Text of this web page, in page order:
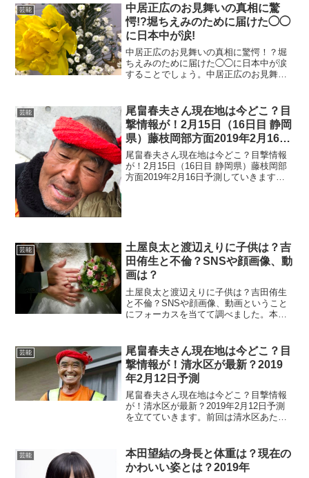
ています。果たしてYouTuber引退や垢
BAN...
芸能
中居正広のお見舞いの真相に驚
愕!?堀ちえみのために届けた◯◯
に日本中が涙!
中居正広のお見舞いの真相に驚愕！？堀
ちえみのために届けた◯◯に日本中が涙
することでしょう。中居正広のお見舞い
されました。ステージ４の舌がんにて、
日本中が悲しい気持ちにな...
芸能
尾畠春夫さん現在地は今どこ？目
撃情報が！2月15日（16日目 静岡
県）藤枝岡部方面2019年2月16日
予測
尾畠春夫さん現在地は今どこ？目撃情報
が！2月15日（16日目 静岡県）藤枝岡部
方面2019年2月16日予測していきます。
芸能
土屋良太と渡辺えりに子供は？吉
田侑生と不倫？SNSや顔画像、動
画は？
土屋良太と渡辺えりに子供は？吉田侑生
と不倫？SNSや顔画像、動画ということ
にフォーカスを当てて調べました。本当
気になっている方も多くいると話題にな
っていましたよ。そんな...
芸能
尾畠春夫さん現在地は今どこ？目
撃情報が！清水区が最新？2019
年2月12日予測
尾畠春夫さん現在地は今どこ？目撃情報
が！清水区が最新？2019年2月12日予測
を立てていきます。前回は清水区あたり
も歩いていました。また情報が入り次第
更新していきたいと...
芸能
本田望結の身長と体重は？現在の
かわいい姿とは？2019年